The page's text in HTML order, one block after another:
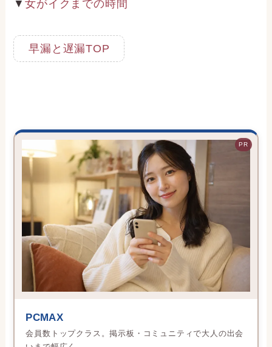
▼女がイクまでの時間
早漏と遅漏TOP
PR
PCMAX
会員数トップクラス。掲示板・コミュニティで大人の出会